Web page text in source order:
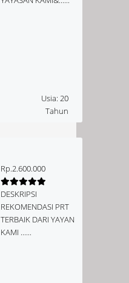
Usia: 20
Tahun
Rp.2.600.000
DESKRIPSI
REKOMENDASI PRT
TERBAIK DARI YAYAN
KAMI ......